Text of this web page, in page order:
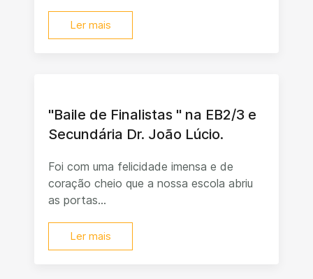
Ler mais
"Baile de Finalistas " na EB2/3 e
Secundária Dr. João Lúcio.
Foi com uma felicidade imensa e de
coração cheio que a nossa escola abriu
as portas...
Ler mais